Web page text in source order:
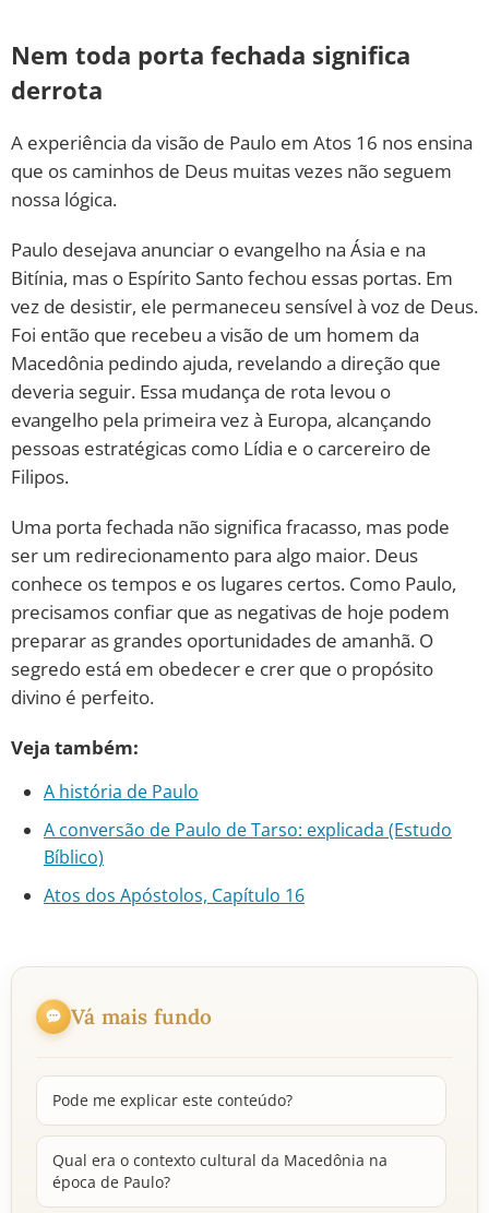
Nem toda porta fechada significa
derrota
A experiência da visão de Paulo em Atos 16 nos ensina
que os caminhos de Deus muitas vezes não seguem
nossa lógica.
Paulo desejava anunciar o evangelho na Ásia e na
Bitínia, mas o Espírito Santo fechou essas portas. Em
vez de desistir, ele permaneceu sensível à voz de Deus.
Foi então que recebeu a visão de um homem da
Macedônia pedindo ajuda, revelando a direção que
deveria seguir. Essa mudança de rota levou o
evangelho pela primeira vez à Europa, alcançando
pessoas estratégicas como Lídia e o carcereiro de
Filipos.
Uma porta fechada não significa fracasso, mas pode
ser um redirecionamento para algo maior. Deus
conhece os tempos e os lugares certos. Como Paulo,
precisamos confiar que as negativas de hoje podem
preparar as grandes oportunidades de amanhã. O
segredo está em obedecer e crer que o propósito
divino é perfeito.
Veja também:
A história de Paulo
A conversão de Paulo de Tarso: explicada (Estudo
Bíblico)
Atos dos Apóstolos, Capítulo 16
Vá mais fundo
Pode me explicar este conteúdo?
Qual era o contexto cultural da Macedônia na
época de Paulo?